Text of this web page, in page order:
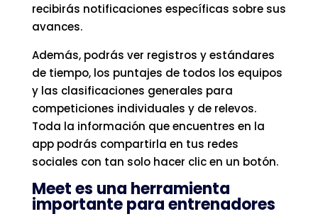
recibirás notificaciones específicas sobre sus
avances.
Además, podrás ver registros y estándares
de tiempo, los puntajes de todos los equipos
y las clasificaciones generales para
competiciones individuales y de relevos.
Toda la información que encuentres en la
app podrás compartirla en tus redes
sociales con tan solo hacer clic en un botón.
Meet es una herramienta
importante para entrenadores